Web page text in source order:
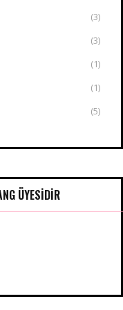
(3)
(3)
(1)
(1)
(5)
ÜYESIDIR